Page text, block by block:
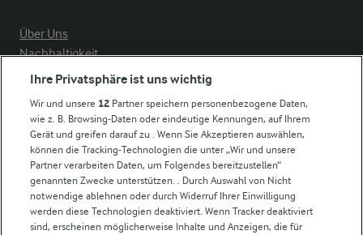
Über Uns
Nachhaltigkeit
Compliance
Arla in anderen Ländern
Weitere Arla Websites
Castello
Ihre Privatsphäre ist uns wichtig
Wir und unsere 12 Partner speichern personenbezogene Daten,
wie z. B. Browsing-Daten oder eindeutige Kennungen, auf Ihrem
Gerät und greifen darauf zu . Wenn Sie Akzeptieren auswählen,
können die Tracking-Technologien die unter „Wir und unsere
Partner verarbeiten Daten, um Folgendes bereitzustellen“
genannten Zwecke unterstützen. . Durch Auswahl von Nicht
notwendige ablehnen oder durch Widerruf Ihrer Einwilligung
werden diese Technologien deaktiviert. Wenn Tracker deaktiviert
sind, erscheinen möglicherweise Inhalte und Anzeigen, die für